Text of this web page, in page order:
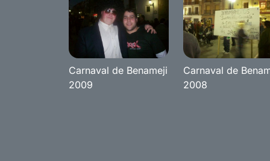
Carnaval de Benameji
2009
Carnaval de
2008